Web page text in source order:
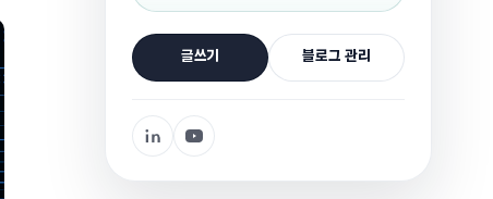
글쓰기 블로그 관리